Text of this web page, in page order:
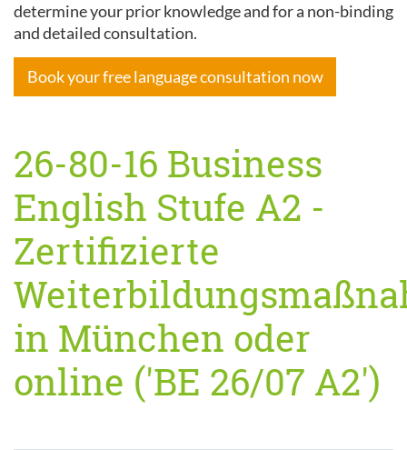
determine your prior knowledge and for a non-binding
and detailed consultation.
Book your free language consultation now
26-80-16 Business
English Stufe A2 -
Zertifizierte
in München oder
online ('BE 26/07 A2')